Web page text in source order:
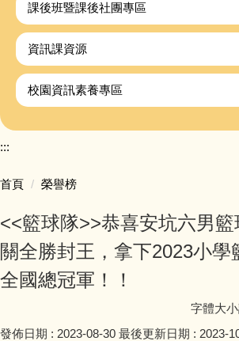
課後班暨課後社團專區
資訊課資源
校園資訊素養專區
:::
首頁 榮譽榜
<<籃球隊>>恭喜安坑六男
關全勝封王，拿下2023小學
全國總冠軍！！
字體大
發佈日期 : 2023-08-30 最後更新日期 : 2023-